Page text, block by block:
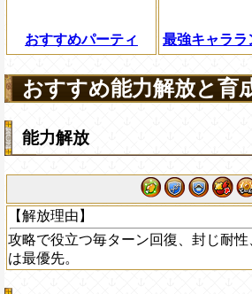
おすすめパーティ 最強キャララ
おすすめ能力解放と育
能力解放
【解放理由】
攻略で役立つ毎ターン回復、封じ耐
は最優先。